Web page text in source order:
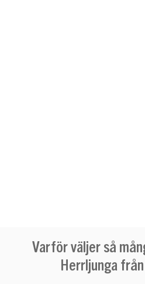
Varför väljer så
Herrljunga